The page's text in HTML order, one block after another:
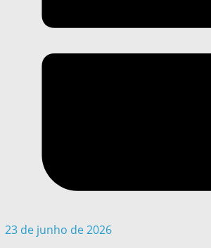
23 de junho de 2026